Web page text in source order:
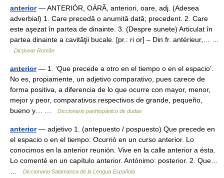
anterior— ANTERIÓR, OÁRĂ, anteriori, oare, adj. (Adesea
adverbial) 1. Care precedă o anumită dată; precedent. 2. Care
este aşezat în partea de dinainte. 3. (Despre sunete) Articulat în
partea dinainte a cavităţii bucale. [pr.: ri or] – Din fr. antérieur,… …
Dicționar Român
anterior— 1. ‘Que precede a otro en el tiempo o en el espacio’.
No es, propiamente, un adjetivo comparativo, pues carece de
forma positiva, a diferencia de lo que ocurre con mayor, menor,
mejor y peor, comparativos respectivos de grande, pequeño,
bueno y… …
Diccionario panhispánico de dudas
anterior— adjetivo 1. (antepuesto / pospuesto) Que precede en
el espacio o en el tiempo: Ocurrió en un curso anterior. Lo
conocimos en la anterior reunión. Vive en la calle anterior a ésta.
Lo comenté en un capítulo anterior. Antónimo: posterior. 2. Que…
Diccionario Salamanca de la Lengua Española